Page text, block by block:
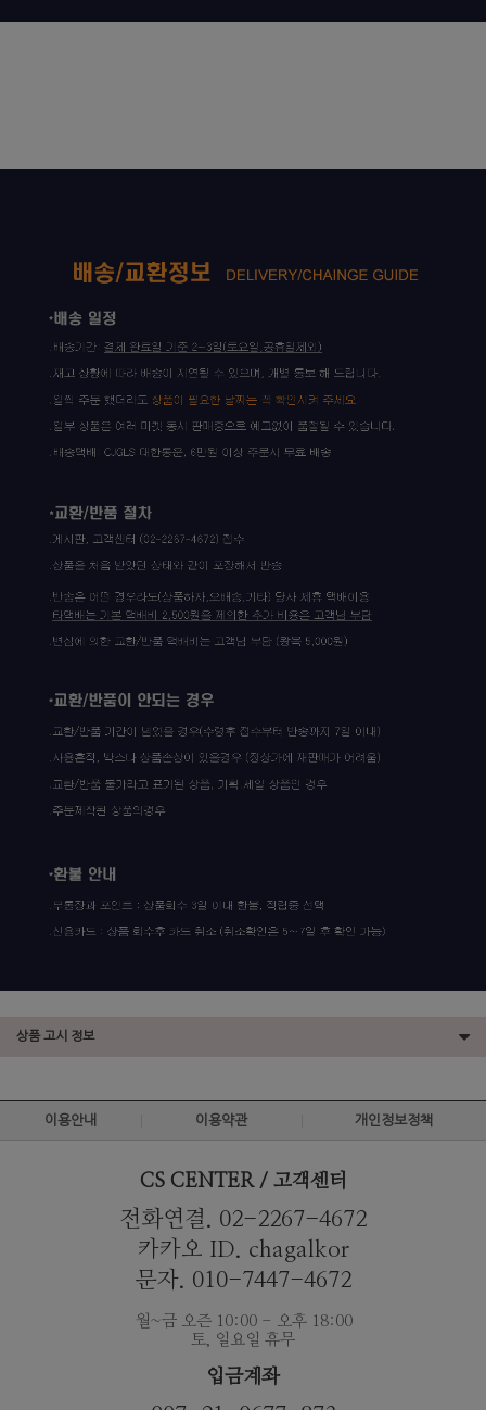
상품 고시 정보
이용안내 이용약관 개인정보정책
CS CENTER / 고객센터
전화연결. 02-2267-4672
카카오 ID. chagalkor
문자. 010-7447-4672
월~금 오즌 10:00 - 오후 18:00
토, 일요일 휴무
입금계좌